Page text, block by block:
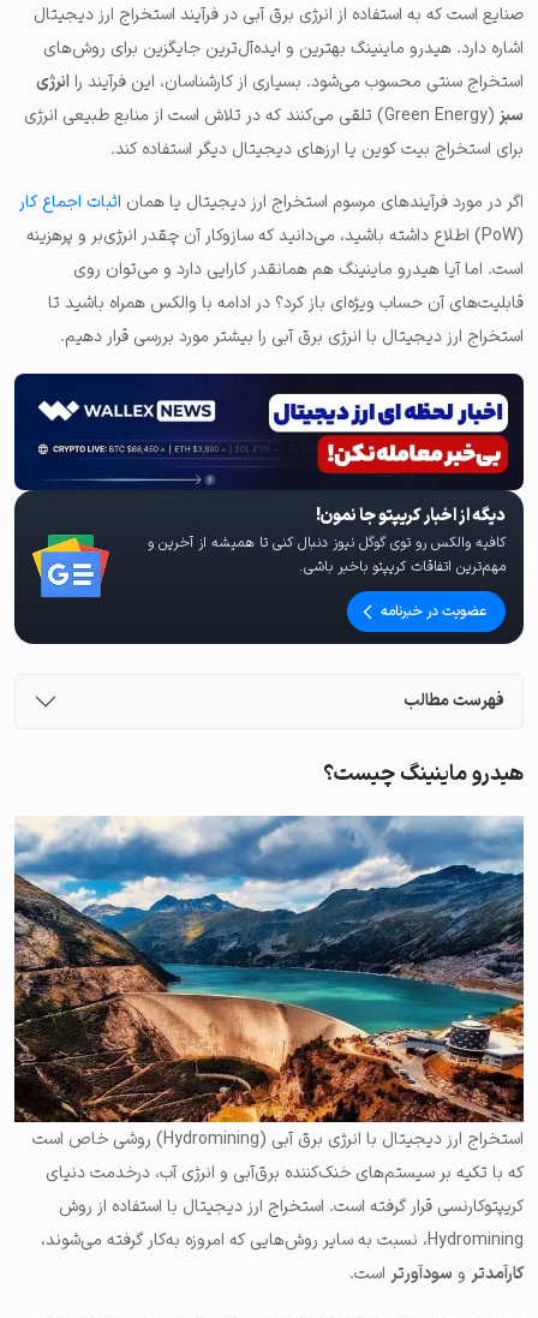
صنایع است که به استفاده از انرژی برق آبی در فرآیند استخراج ارز دیجیتال
اشاره دارد. هیدرو ماینینگ بهترین و ایده‌آل‎‌ترین جایگزین برای روش‌های
استخراج سنتی محسوب می‌شود. بسیاری از کارشناسان، این فرآیند را انرژی
سبز
(Green Energy) تلقی می‌کنند که در تلاش است از منابع طبیعی انرژی
برای استخراج بیت کوین یا ارزهای دیجیتال دیگر استفاده کند.
اگر در مورد فرآیندهای مرسوم استخراج ارز دیجیتال یا همان اثبات اجماع کار
(PoW) اطلاع داشته باشید، می‌دانید که سازوکار آن چقدر انرژی‌بر و پرهزینه
است. اما آیا هیدرو ماینینگ هم همانقدر کارایی دارد و می‌توان روی
قابلیت‌های آن حساب ویژه‌ای باز کرد؟ در ادامه با والکس همراه باشید تا
استخراج ارز دیجیتال با انرژی برق آبی را بیشتر مورد بررسی قرار دهیم.
دیگه از اخبار کریپتو جا نمون!
کافیه والکس رو توی گوگل نیوز دنبال کنی تا همیشه از آخرین و
مهم‌ترین اتفاقات کریپتو باخبر باشی.
عضویت در خبرنامه
فهرست مطالب
هیدرو ماینینگ چیست؟
استخراج ارز دیجیتال با انرژی برق آبی (Hydromining) روشی خاص است
که با تکیه بر سیستم‌های خنک‌کننده برق‌آبی و انرژی آب، درخدمت دنیای
کریپتوکارنسی قرار گرفته است. استخراج ارز دیجیتال با استفاده از روش
Hydromining، نسبت به سایر روش‌هایی که امروزه به‌کار گرفته می‌شوند،
کارآمدتر و سودآورتر است.